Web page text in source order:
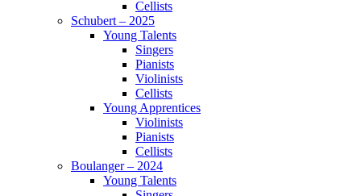
Cellists
Schubert – 2025
Young Talents
Singers
Pianists
Violinists
Cellists
Young Apprentices
Violinists
Pianists
Cellists
Boulanger – 2024
Young Talents